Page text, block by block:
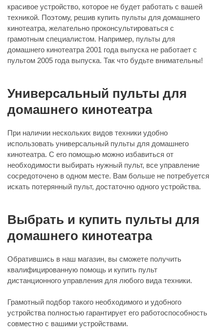
красивое устройство, которое не будет работать с вашей
техникой. Поэтому, решив купить пульты для домашнего
кинотеатра, желательно проконсультироваться с
грамотным специалистом. Например, пульты для
домашнего кинотеатра 2001 года выпуска не работает с
пультом 2005 года выпуска. Так что будьте внимательны!
Универсальный пульты для
домашнего кинотеатра
При наличии нескольких видов техники удобно
использовать универсальный пульты для домашнего
кинотеатра. С его помощью можно избавиться от
необходимости выбирать нужный пульт, все управление
сосредоточено в одном месте. Вам больше не потребуется
искать потерянный пульт, достаточно одного устройства.
Выбрать и купить пульты для
домашнего кинотеатра
Обратившись в наш магазин, вы сможете получить
квалифицированную помощь и купить пульт
дистанционного управления для любого вида техники.
Грамотный подбор такого необходимого и удобного
устройства полностью гарантирует его работоспособность
совместно с вашими устройствами.